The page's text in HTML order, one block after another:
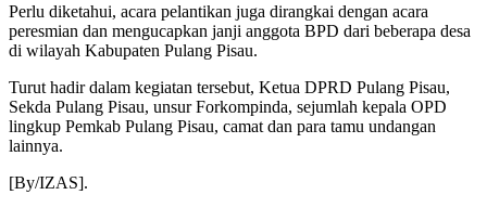
Perlu diketahui, acara pelantikan juga dirangkai dengan acara
peresmian dan mengucapkan janji anggota BPD dari beberapa desa
di wilayah Kabupaten Pulang Pisau.
Turut hadir dalam kegiatan tersebut, Ketua DPRD Pulang Pisau,
Sekda Pulang Pisau, unsur Forkompinda, sejumlah kepala OPD
lingkup Pemkab Pulang Pisau, camat dan para tamu undangan
lainnya.
[By/IZAS].